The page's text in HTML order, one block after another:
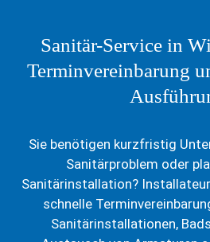
Sanitär-Service in
Terminvereinbarung
Sie benötigen kurzfristig
Sanitärproblem oder
Sanitärinstallation?
schnelle
Sanitärinstallationen,